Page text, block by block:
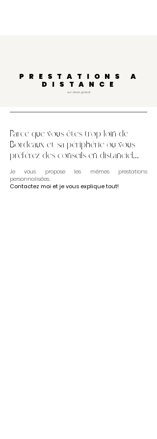
PRESTATIONS A
DISTANCE
sur devis gratuit
Parce que vous êtes trop loin de
Bordeaux et sa périphérie ou vous
préférez des conseils en distanciel...
Je vous propose les mêmes prestations
personnalisées.
Contactez moi et je vous explique tout!